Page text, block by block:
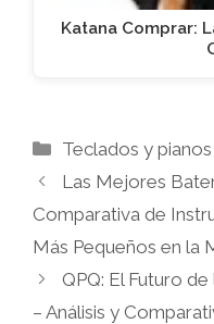
Katana Comprar:
Categorías
Teclados y
Las Mejores
Comparativa de
Más Pequeños en la
QPQ: El Futuro
– Análisis y